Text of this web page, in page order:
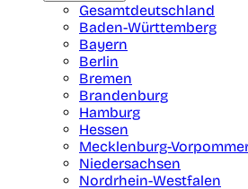
Gesamtdeutschland
Baden-Württemberg
Bayern
Berlin
Bremen
Brandenburg
Hamburg
Hessen
Mecklenburg-
Niedersachsen
Nordrhein-Westfalen